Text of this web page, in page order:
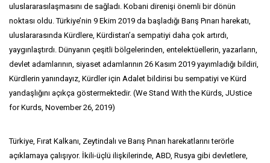
uluslararasılaşmasını de sağladı. Kobani direnişi önemli bir dönün
noktası oldu. Türkiye’nin 9 Ekim 2019 da başladığı Barış Pınarı harekatı,
uluslararasında Kürdlere, Kürdistan’a sempatiyi daha çok artırdı,
yaygınlaştırdı. Dünyanın çeşitli bölgelerinden, entelektüellerin, yazarların,
devlet adamlarının, siyaset adamlarının 26 Kasım 2019 yayımladığı bildiri,
Kürdlerin yanındayız, Kürdler için Adalet bildirisi bu sempatiyi ve Kürd
yandaşlığını açıkça göstermektedir. (We Stand With the Kürds, JUstice
for Kurds, November 26, 2019)
Türkiye, Fırat Kalkanı, Zeytindalı ve Barış Pınarı harekatlarını terörle
açıklamaya çalışıyor. İkili-üçlü ilişkilerinde, ABD, Rusya gibi devletlere,